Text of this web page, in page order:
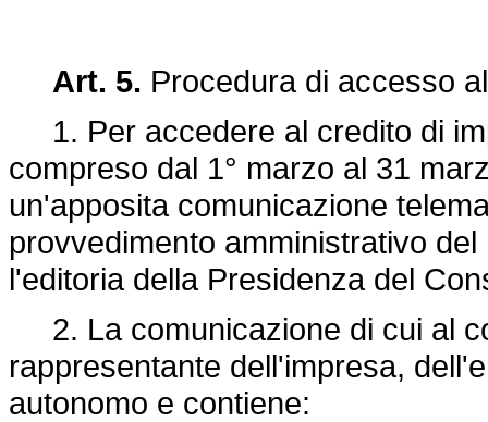
Art. 5. Procedura di accesso
1. Per accedere al credito di
compreso dal 1° marzo al 31
un'apposita comunicazione
provvedimento amministrativo
l'editoria della Presidenza del
2. La comunicazione di cui al
rappresentante dell'impresa,
autonomo e contiene: